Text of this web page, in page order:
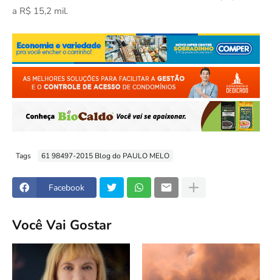
a R$ 15,2 mil.
Tags 61 98497-2015 Blog do PAULO MELO
Facebook
Você Vai Gostar